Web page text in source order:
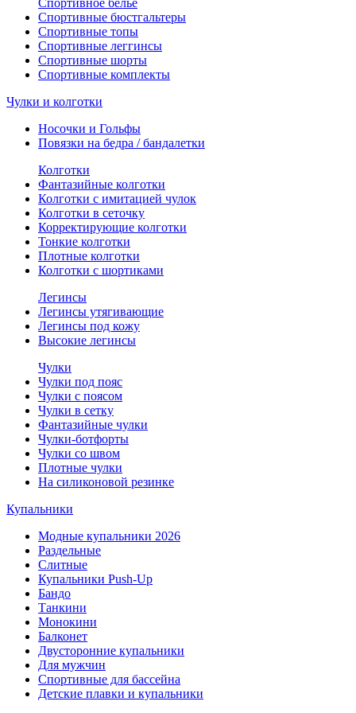
Спортивное белье
Спортивные бюстгальтеры
Спортивные топы
Спортивные леггинсы
Спортивные шорты
Спортивные комплекты
Чулки и колготки
Носочки и Гольфы
Повязки на бедра / бандалетки
Колготки
Фантазийные колготки
Колготки с имитацией чулок
Колготки в сеточку
Корректирующие колготки
Тонкие колготки
Плотные колготки
Колготки с шортиками
Легинсы
Легинсы утягивающие
Легинсы под кожу
Высокие легинсы
Чулки
Чулки под пояс
Чулки с поясом
Чулки в сетку
Фантазийные чулки
Чулки-ботфорты
Чулки со швом
Плотные чулки
На силиконовой резинке
Купальники
Модные купальники 2026
Раздельные
Слитные
Купальники Push-Up
Бандо
Танкини
Монокини
Балконет
Двусторонние купальники
Для мужчин
Спортивные для бассейна
Детские плавки и купальники